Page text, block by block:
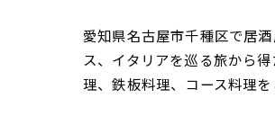
愛知県名古屋市千種区で居
ス、イタリアを巡る旅から
理、鉄板料理、コース料理